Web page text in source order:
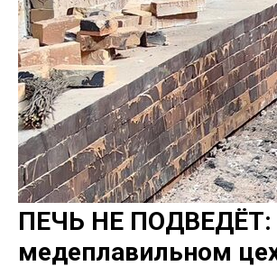
ПЕЧЬ НЕ ПОДВЕДЁТ:
медеплавильном